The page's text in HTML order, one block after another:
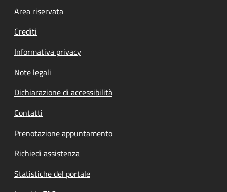
Footer menu
Area riservata
Crediti
Informativa privacy
Note legali
Dichiarazione di accessibilità
Contatti
Prenotazione appuntamento
Richiedi assistenza
Statistiche del portale